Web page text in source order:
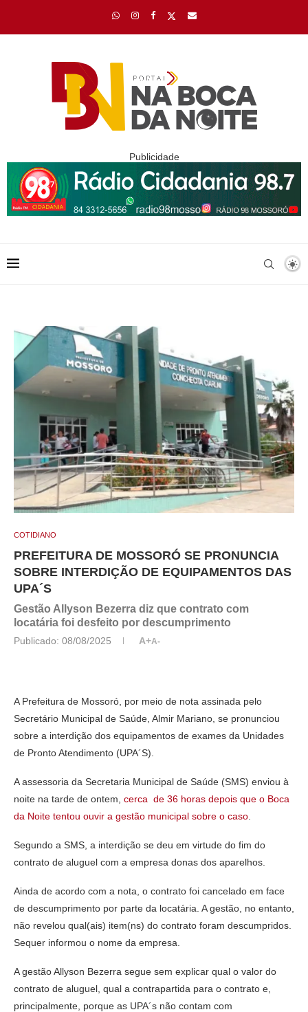
Publicidade
COTIDIANO
PREFEITURA DE MOSSORÓ SE PRONUNCIA
SOBRE INTERDIÇÃO DE EQUIPAMENTOS DAS
UPA´S
Gestão Allyson Bezerra diz que contrato com
locatária foi desfeito por descumprimento
Publicado: 08/08/2025 A+A-
A Prefeitura de Mossoró, por meio de nota assinada pelo
Secretário Municipal de Saúde, Almir Mariano, se pronunciou
sobre a interdição dos equipamentos de exames da Unidades
de Pronto Atendimento (UPA´S).
A assessoria da Secretaria Municipal de Saúde (SMS) enviou à
noite na tarde de ontem, cerca de 36 horas depois que o Boca
da Noite tentou ouvir a gestão municipal sobre o caso
Segundo a SMS, a interdição se deu em virtude do fim do
contrato de aluguel com a empresa donas dos aparelhos.
Ainda de acordo com a nota, o contrato foi cancelado em face
de descumprimento por parte da locatária. A gestão, no entanto,
não revelou qual(ais) item(ns) do contrato foram descumpridos.
Sequer informou o nome da empresa.
A gestão Allyson Bezerra segue sem explicar qual o valor do
contrato de aluguel, qual a contrapartida para o contrato e,
principalmente, porque as UPA´s não contam com